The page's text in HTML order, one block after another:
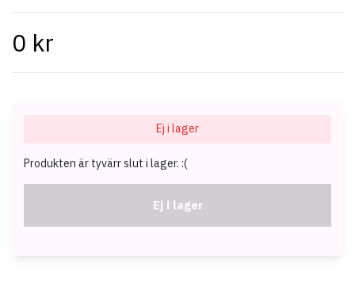
0 kr
Ej i lager
Produkten är tyvärr slut i lager. :(
Ej i lager